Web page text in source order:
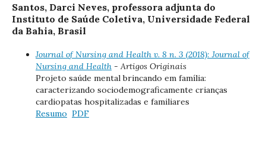
Santos, Darci Neves, professora adjunta do
Instituto de Saúde Coletiva, Universidade Federal
da Bahia, Brasil
Journal of Nursing and Health v. 8 n. 3 (2018): Journal of
Nursing and Health - Artigos Originais
Projeto saúde mental brincando em família:
caracterizando sociodemograficamente crianças
cardiopatas hospitalizadas e familiares
Resumo PDF